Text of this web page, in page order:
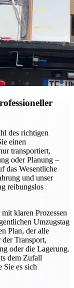
des richtigen
einen
transportiert,
oder Planung –
das Wesentliche
und unser
reibungslos
klaren Prozessen
Umzugstag
Plan, der alle
Transport,
oder die Lagerung.
dem Zufall
es sich